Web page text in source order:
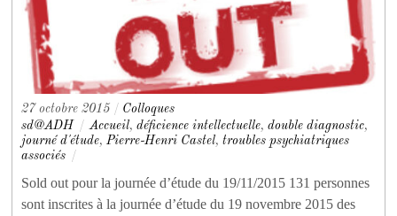
27 octobre 2015 / Colloques
sd@ADH
/ Accueil,déficience intellectuelle,double diagnostic,
journé d'étude,Pierre-Henri Castel,troubles psychiatriques
associés /
Sold out pour la journée d’étude du 19/11/2015 131 personnes
sont inscrites à la journée d’étude du 19 novembre 2015 des